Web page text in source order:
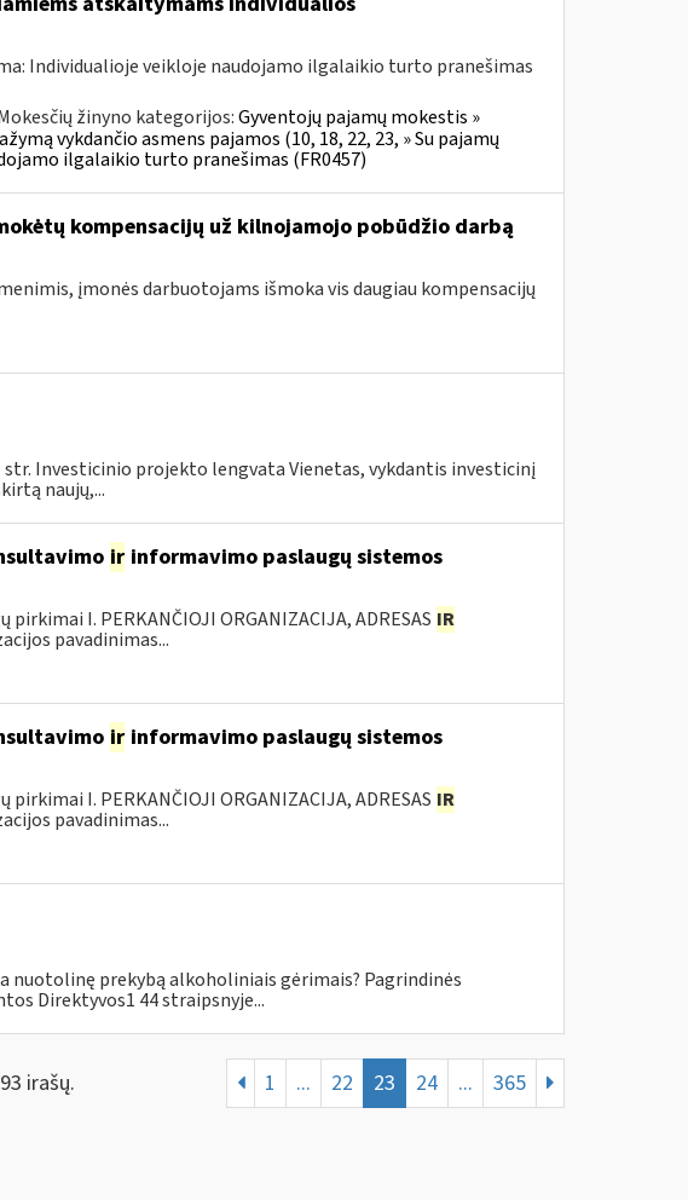
Individualioje veikloje naudojamo ilgalaikio turto pranešimas
žinyno kategorijos:Gyventojų pajamų mokestis »
vykdančio asmens pajamos (10, 18, 22, 23, » Su pajamų
ilgalaikio turto pranešimas (FR0457)
kompensacijų už kilnojamojo pobūdžio darbą
įmonės darbuotojams išmoka vis daugiau kompensacijų
Investicinio projekto lengvata Vienetas, vykdantis investicinį
naujų,...
irinformavimo paslaugų sistemos
pirkimai I. PERKANČIOJI ORGANIZACIJA, ADRESAS IR
pavadinimas...
irinformavimo paslaugų sistemos
pirkimai I. PERKANČIOJI ORGANIZACIJA, ADRESAS IR
pavadinimas...
nuotolinę prekybą alkoholiniais gėrimais? Pagrindinės
Direktyvos1 44 straipsnyje...
irašų. 1 ... 22 23 24 ... 365